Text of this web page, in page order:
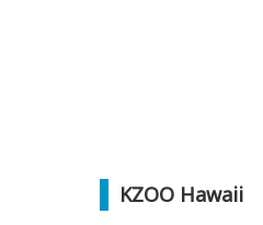
KZOO Hawaii